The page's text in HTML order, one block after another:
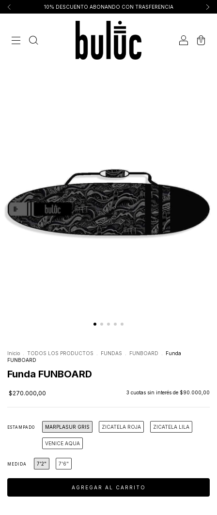
10% DESCUENTO ABONANDO CON TRASFERENCIA
0
Inicio . TODOS LOS PRODUCTOS . FUNDAS . FUNBOARD .
Funda
FUNBOARD
Funda FUNBOARD
$270.000,00 3 cuotas sin interés de $90.000,00
ESTAMPADO MARPLASUR GRIS ZICATELA ROJA ZICATELA LILA
VENICE AQUA
MEDIDA 7'2" 7'6"